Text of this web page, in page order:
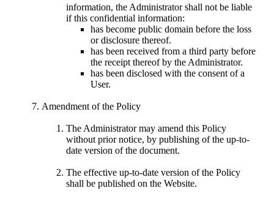
information, the Administrator shall not be liable
if this confidential information:
has become public domain before the loss
or disclosure thereof.
has been received from a third party before
the receipt thereof by the Administrator.
has been disclosed with the consent of a
User.
Amendment of the Policy
The Administrator may amend this Policy
without prior notice, by publishing of the up-to-
date version of the document.
The effective up-to-date version of the Policy
shall be published on the Website.